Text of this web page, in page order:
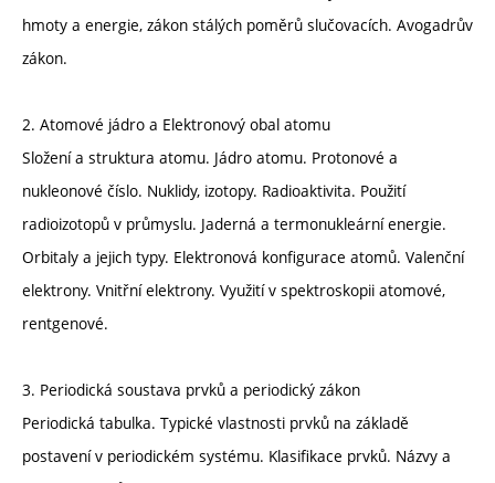
hmoty a energie, zákon stálých poměrů slučovacích. Avogadrův
zákon.
2. Atomové jádro a Elektronový obal atomu
Složení a struktura atomu. Jádro atomu. Protonové a
nukleonové číslo. Nuklidy, izotopy. Radioaktivita. Použití
radioizotopů v průmyslu. Jaderná a termonukleární energie.
Orbitaly a jejich typy. Elektronová konfigurace atomů. Valenční
elektrony. Vnitřní elektrony. Využití v spektroskopii atomové,
rentgenové.
3. Periodická soustava prvků a periodický zákon
Periodická tabulka. Typické vlastnosti prvků na základě
postavení v periodickém systému. Klasifikace prvků. Názvy a